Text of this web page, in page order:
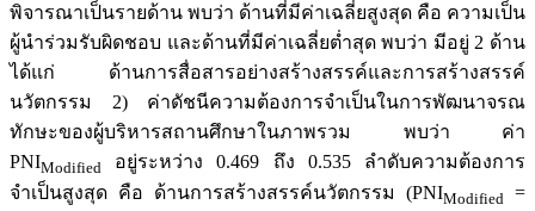
พิจารณาเป็นรายด้าน พบว่า ด้านที่มีค่าเฉลี่ยสูงสุด คือ ความเป็น
ผู้นำร่วมรับผิดชอบ และด้านที่มีค่าเฉลี่ยต่ำสุด พบว่า มีอยู่ 2 ด้าน
ได้แก่ ด้านการสื่อสารอย่างสร้างสรรค์และการสร้างสรรค์
นวัตกรรม 2) ค่าดัชนีความต้องการจำเป็นในการพัฒนาจรณ
ทักษะของผู้บริหารสถานศึกษาในภาพรวม พบว่า ค่า
PNIModified
อยู่ระหว่าง 0.469 ถึง 0.535 ลำดับความต้องการ
จำเป็นสูงสุด คือ ด้านการสร้างสรรค์นวัตกรรม (PNIModified
=